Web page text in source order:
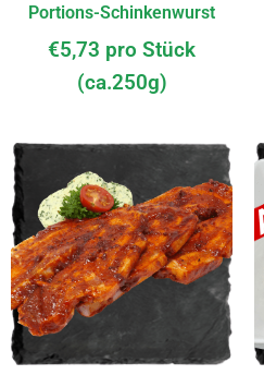
Portions-Schinkenwurst
€5,73 pro Stück
(ca.250g)